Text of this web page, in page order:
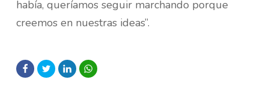
había, queríamos seguir marchando porque
creemos en nuestras ideas”.